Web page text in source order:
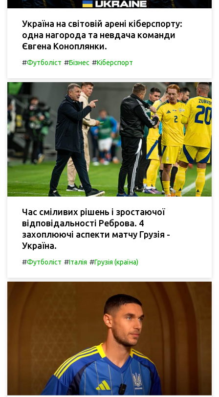
Україна на світовій арені кіберспорту:
одна нагорода та невдача команди
Євгена Коноплянки.
#Футболіст #Бізнес #Кіберспорт
Час сміливих рішень і зростаючої
відповідальності Реброва. 4
захоплюючі аспекти матчу Грузія -
Україна.
#Футболіст #Італія #Грузія (країна)